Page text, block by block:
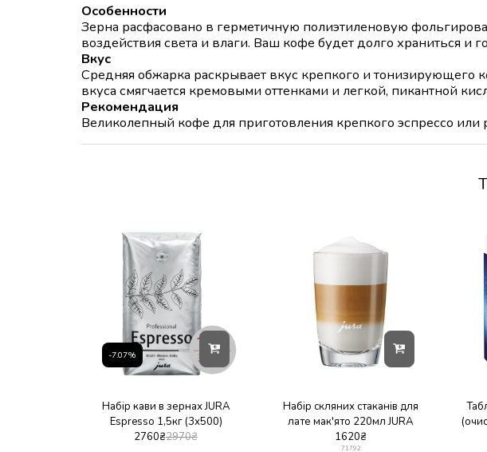
Особенности
Зерна расфасовано в герметичную полиэтиленовую
воздействия света и влаги. Ваш кофе будет долго храниться и
Вкус
Средняя обжарка раскрывает вкус крепкого и
вкуса смягчается кремовыми оттенками и легкой, пикантной
Рекомендация
Великолепный кофе для приготовления крепкого эспрессо или
-7.07%
Набір кави в зернах JURA
Espresso 1,5кг (3х500)
2970₴
2760₴
Набір скляних стаканів для
лате мак'ято 220мл JURA
1620₴
71792